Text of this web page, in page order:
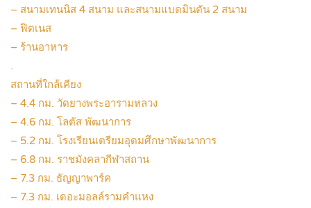
– สนามเทนนิส 4 สนาม และสนามแบดมินตัน 2 สนาม
– ฟิตเนส
– ร้านอาหาร
.
สถานที่ใกล้เคียง
– 4.4 กม. วัดยางพระอารามหลวง
– 4.6 กม. โลตัส​ พัฒนาการ
– 5.2 กม. โรงเรียนเตรียมอุดมศึกษาพัฒนาการ
– 6.8 กม. ราชมังคลากีฬาสถาน
– 7.3 กม. ธัญญาพาร์ค
– 7.3 กม. เดอะมอลล์รามคำแหง